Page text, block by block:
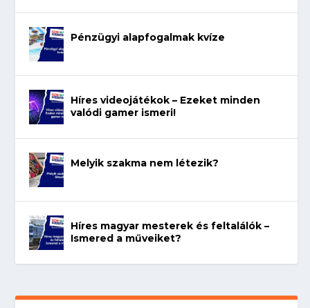
Pénzügyi alapfogalmak kvíze
Híres videojátékok – Ezeket minden
valódi gamer ismeri!
Melyik szakma nem létezik?
Híres magyar mesterek és feltalálók –
Ismered a műveiket?